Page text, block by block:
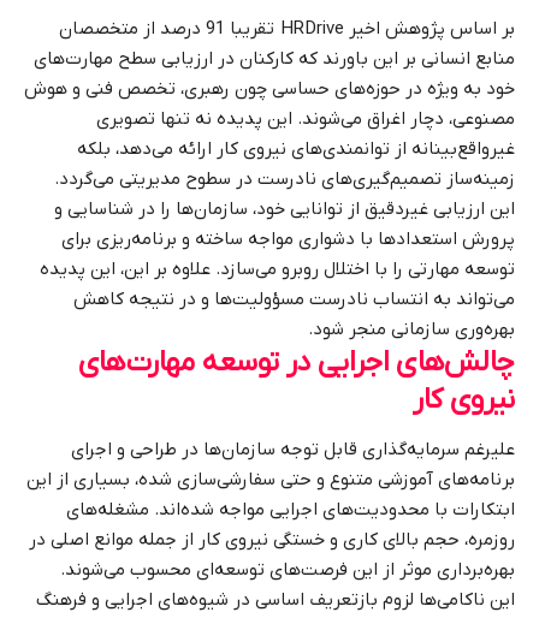
بر اساس پژوهش‌ اخیر HRDrive
تقریبا 91 درصد از متخصصان
منابع انسانی بر این باورند که کارکنان در ارزیابی سطح مهارت‌های
خود به ویژه در حوزه‌های حساسی چون رهبری، تخصص فنی و هوش
مصنوعی، دچار اغراق می‌شوند. این پدیده نه تنها تصویری
غیرواقع‌بینانه از توانمندی‌های نیروی کار ارائه می‌دهد، بلکه
زمینه‌ساز تصمیم‌گیری‌های نادرست در سطوح مدیریتی می‌گردد.
این ارزیابی غیردقیق از توانایی خود، سازمان‌ها را در شناسایی و
پرورش استعدادها با دشواری مواجه ساخته و برنامه‌ریزی برای
توسعه مهارتی را با اختلال روبرو می‌سازد. علاوه بر این، این پدیده
می‌تواند به انتساب نادرست مسؤولیت‌ها و در نتیجه کاهش
بهره‌وری سازمانی منجر شود.
چالش‌های اجرایی در توسعه مهارت‌های
نیروی کار
علیرغم سرمایه‌گذاری قابل توجه سازمان‌ها در طراحی و اجرای
برنامه‌های آموزشی متنوع و حتی سفارشی‌سازی شده، بسیاری از این
ابتکارات با محدودیت‌های اجرایی مواجه شده‌اند. مشغله‌های
روزمره، حجم بالای کاری و خستگی نیروی کار از جمله موانع اصلی در
بهره‌برداری موثر از این فرصت‌های توسعه‌ای محسوب می‌شوند.
این ناکامی‌ها لزوم بازتعریف اساسی در شیوه‌های اجرایی و فرهنگ